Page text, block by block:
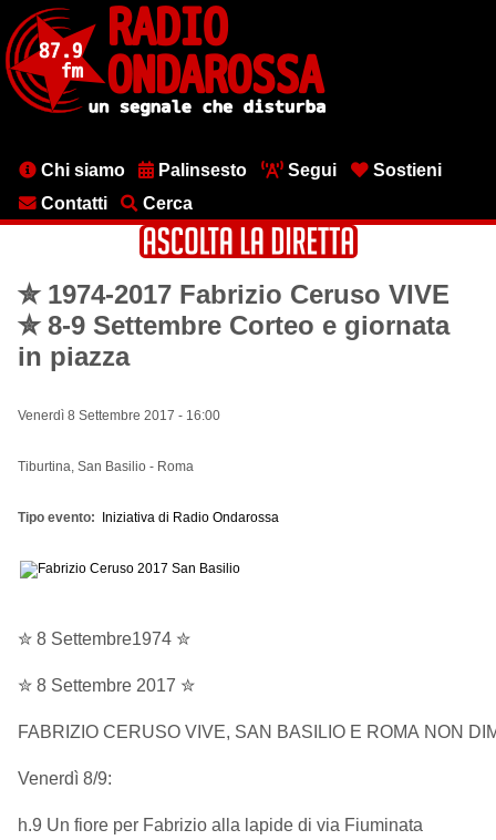
contenuto
principale
MenuChi siamo Palinsesto Segui
Sostieni
Contatti
Cerca
✮ 1974-2017 Fabrizio Ceruso VIVE
✮ 8-9 Settembre Corteo e giornata
in piazza
Venerdì 8 Settembre 2017 - 16:00
Tiburtina, San Basilio - Roma
Tipo evento Iniziativa di Radio Ondarossa
✮ 8 Settembre1974 ✮
✮ 8 Settembre 2017 ✮
FABRIZIO CERUSO VIVE, SAN BASILIO E ROMA NON
Venerdì 8/9:
h.9 Un fiore per Fabrizio alla lapide di via Fiuminata